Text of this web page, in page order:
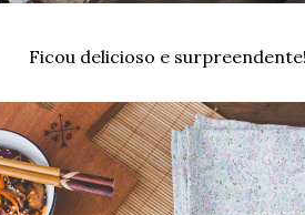
Ficou delicioso e